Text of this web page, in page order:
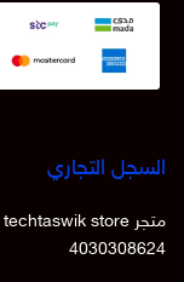
السجل التجاري
4030308624